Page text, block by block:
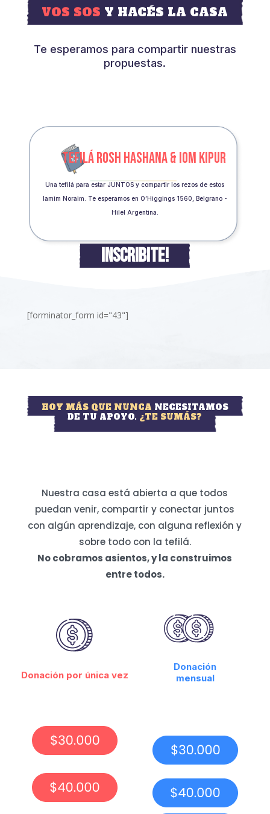
VOS SOS Y HACÉS LA CASA
Te esperamos para compartir nuestras
propuestas.
TEFILÁ ROSH HASHANA & IOM KIPUR
Una tefilá para estar JUNTOS y compartir los rezos de estos
Iamim Noraim. Te esperamos en O’Higgings 1560, Belgrano -
Hilel Argentina.
INSCRIBITE!
[forminator_form id="43"]
HOY MÁS QUE NUNCA NECESITAMOS
DE TU APOYO. ¿TE SUMÁS?
Nuestra casa está abierta a que todos
puedan venir, compartir y conectar juntos
con algún aprendizaje, con alguna reflexión y
sobre todo con la tefilá.
No cobramos asientos, y la construimos
entre todos.
Donación por única vez
Donación
mensual